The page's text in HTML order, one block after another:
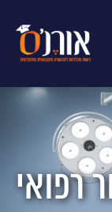
רפואי